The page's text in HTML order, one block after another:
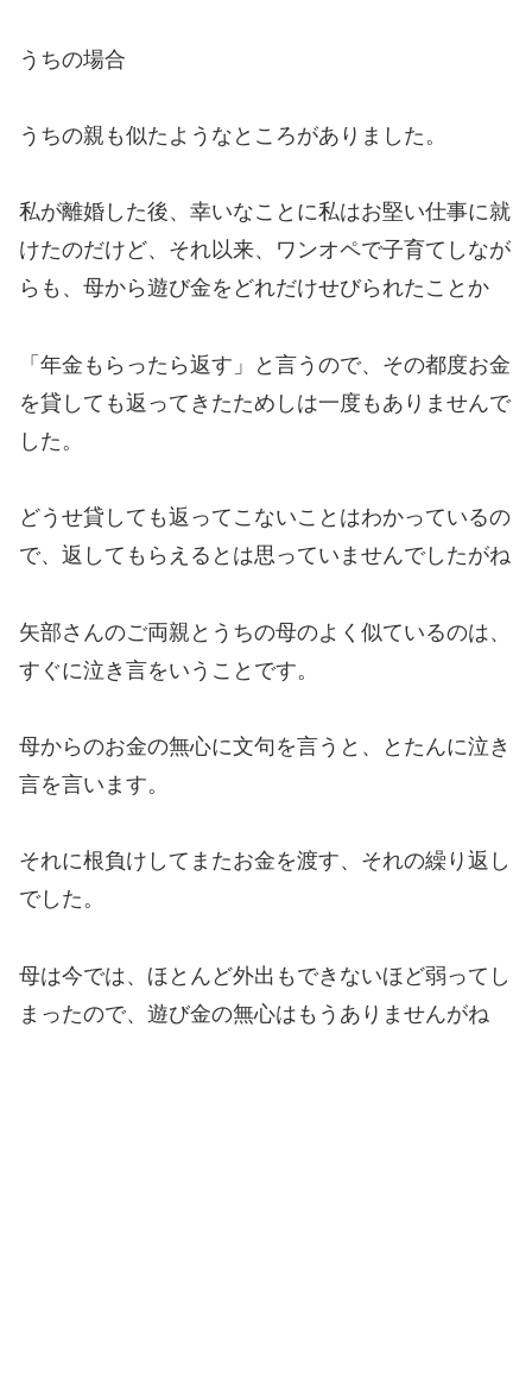
うちの場合
うちの親も似たようなところがありました。
私が離婚した後、幸いなことに私はお堅い仕事に就
けたのだけど、それ以来、ワンオペで子育てしなが
らも、母から遊び金をどれだけせびられたことか
「年金もらったら返す」と言うので、その都度お金
を貸しても返ってきたためしは一度もありませんで
した。
どうせ貸しても返ってこないことはわかっているの
で、返してもらえるとは思っていませんでしたがね
矢部さんのご両親とうちの母のよく似ているのは、
すぐに泣き言をいうことです。
母からのお金の無心に文句を言うと、とたんに泣き
言を言います。
それに根負けしてまたお金を渡す、それの繰り返し
でした。
母は今では、ほとんど外出もできないほど弱ってし
まったので、遊び金の無心はもうありませんがね